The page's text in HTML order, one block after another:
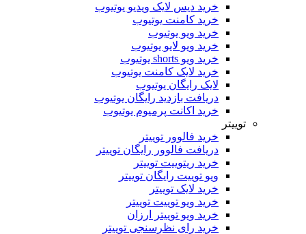
خرید دیس لایک ویدیو یوتیوب
خرید کامنت یوتیوب
خرید ویو یوتیوب
خرید ویو لایو یوتیوب
خرید ویو shorts یوتیوب
خرید لایک کامنت یوتیوب
لایک رایگان یوتیوب
دریافت بازدید رایگان یوتیوب
خرید اکانت پرمیوم یوتیوب
توییتر
خرید فالوور توییتر
دریافت فالوور رایگان توییتر
خرید ریتوییت توییتر
ویو توییت رایگان توییتر
خرید لایک توییتر
خرید ویو توییت توییتر
خرید ویو توییتر ارزان
خرید رای نظرسنجی توییتر